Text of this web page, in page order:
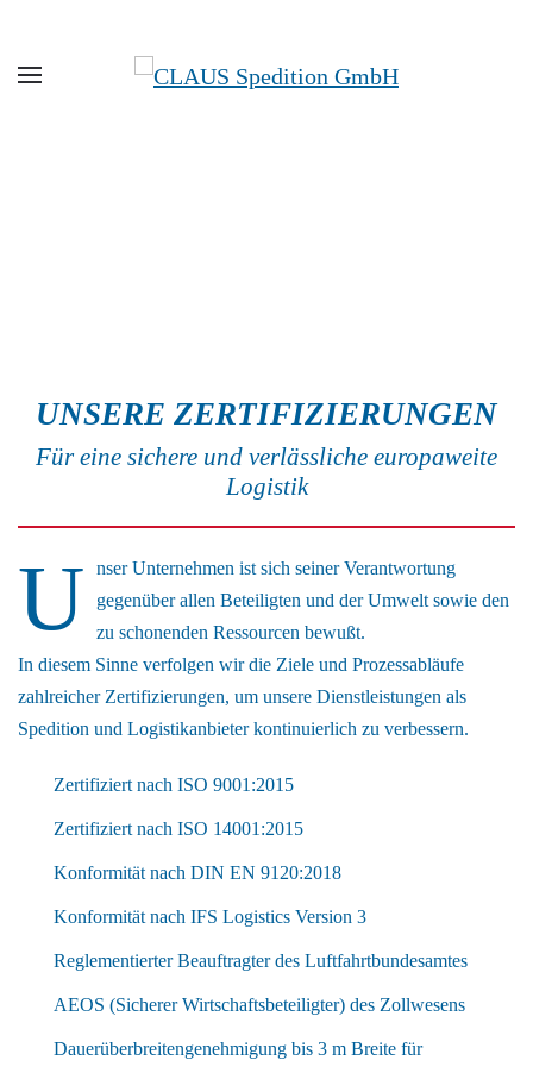
Zum Hauptinhalt springen
UNSERE ZERTIFIZIERUNGEN
Für eine sichere und verlässliche europaweite
Logistik
U
nser Unternehmen ist sich seiner Verantwortung
gegenüber allen Beteiligten und der Umwelt sowie den
zu schonenden Ressourcen bewußt.
In diesem Sinne verfolgen wir die Ziele und Prozessabläufe
zahlreicher Zertifizierungen, um unsere Dienstleistungen als
Spedition und Logistikanbieter kontinuierlich zu verbessern.
Zertifiziert nach ISO 9001:2015
Zertifiziert nach ISO 14001:2015
Konformität nach DIN EN 9120:2018
Konformität nach IFS Logistics Version 3
Reglementierter Beauftragter des Luftfahrtbundesamtes
AEOS (Sicherer Wirtschaftsbeteiligter) des Zollwesens
Dauerüberbreitengenehmigung bis 3 m Breite für